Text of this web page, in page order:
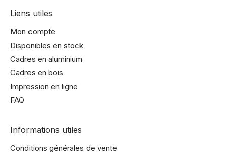
Liens utiles
Mon compte
Disponibles en stock
Cadres en aluminium
Cadres en bois
Impression en ligne
FAQ
Informations utiles
Conditions générales de vente